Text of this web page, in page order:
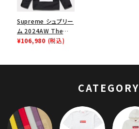
Supreme シュプリー
ム 2024AW The
North Face
¥106,980 (税込)
CATEGORY